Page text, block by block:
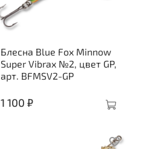
Блесна Blue Fox Minnow
Super Vibrax №2, цвет GP,
арт. BFMSV2-GP
1 100 ₽